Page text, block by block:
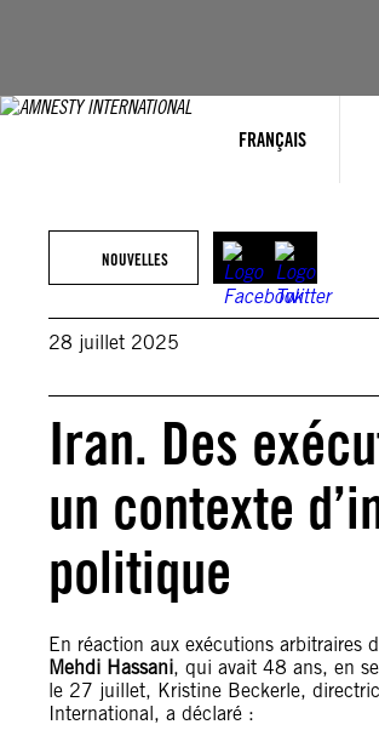
FRANÇAIS
NOUVELLES
28 juillet 2025
Iran. Des
un contexte
politique
En réaction aux exécutions arbitraires
Mehdi Hassani, qui avait 48 ans, en
le 27 juillet, Kristine Beckerle,
International, a déclaré :